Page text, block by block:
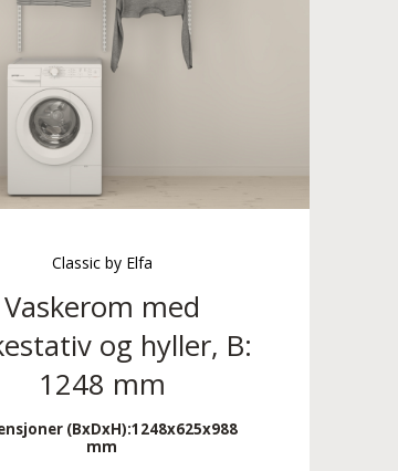
Classic by Elfa
Vaskerom med
og hyller, B:
1248 mm
(BxDxH):1248x625x988
mm